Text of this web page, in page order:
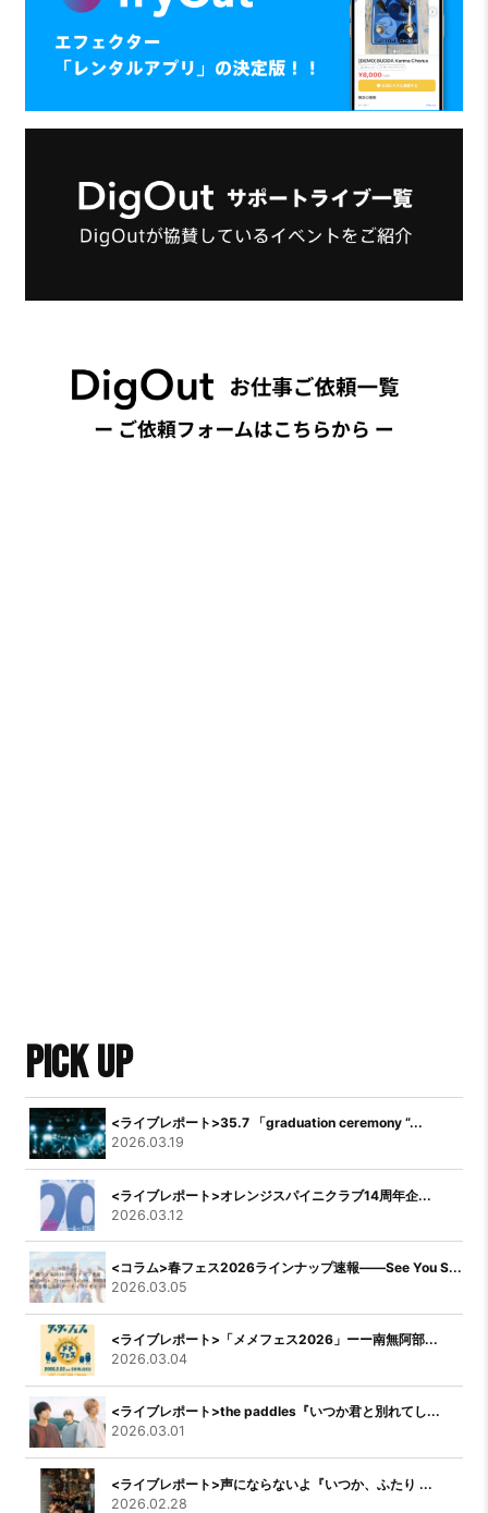
PICK UP
<ライブレポート>35.7 「graduation ceremony “...
2026.03.19
<ライブレポート>オレンジスパイニクラブ14周年企...
2026.03.12
<コラム>春フェス2026ラインナップ速報――See You S...
2026.03.05
<ライブレポート>「メメフェス2026」ーー南無阿部...
2026.03.04
<ライブレポート>the paddles『いつか君と別れてし...
2026.03.01
<ライブレポート>声にならないよ『いつか、ふたり ...
2026.02.28